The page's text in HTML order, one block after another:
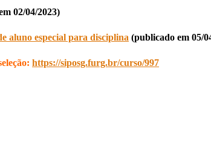
02/04/2023)
aluno especial para disciplina (publicado em 05/
https://siposg.furg.br/curso/997